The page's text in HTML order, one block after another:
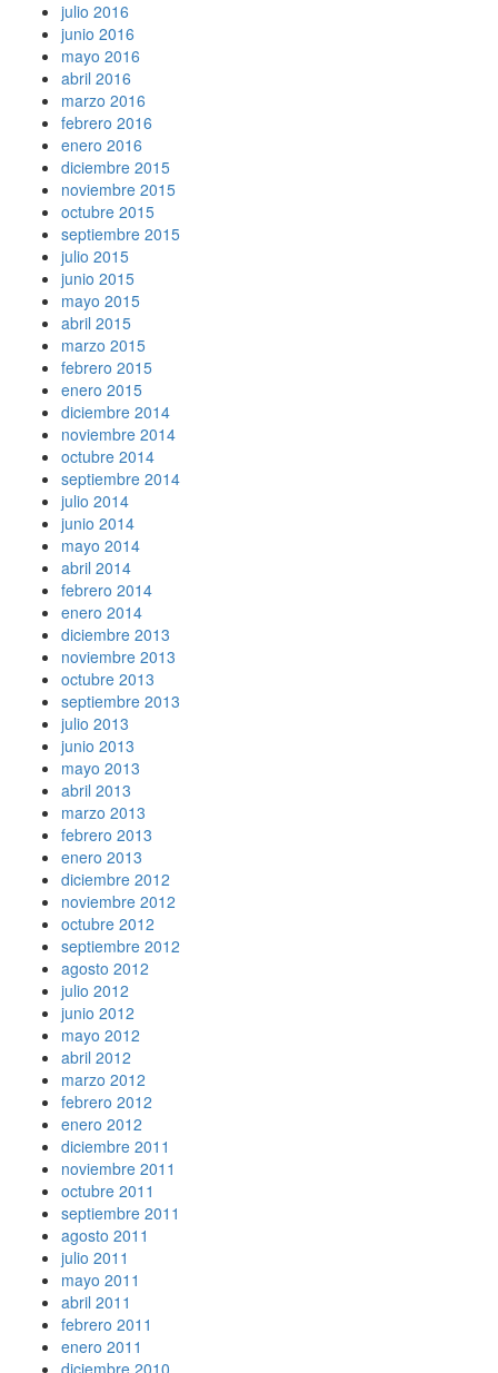
julio 2016
junio 2016
mayo 2016
abril 2016
marzo 2016
febrero 2016
enero 2016
diciembre 2015
noviembre 2015
octubre 2015
septiembre 2015
julio 2015
junio 2015
mayo 2015
abril 2015
marzo 2015
febrero 2015
enero 2015
diciembre 2014
noviembre 2014
octubre 2014
septiembre 2014
julio 2014
junio 2014
mayo 2014
abril 2014
febrero 2014
enero 2014
diciembre 2013
noviembre 2013
octubre 2013
septiembre 2013
julio 2013
junio 2013
mayo 2013
abril 2013
marzo 2013
febrero 2013
enero 2013
diciembre 2012
noviembre 2012
octubre 2012
septiembre 2012
agosto 2012
julio 2012
junio 2012
mayo 2012
abril 2012
marzo 2012
febrero 2012
enero 2012
diciembre 2011
noviembre 2011
octubre 2011
septiembre 2011
agosto 2011
julio 2011
mayo 2011
abril 2011
febrero 2011
enero 2011
diciembre 2010